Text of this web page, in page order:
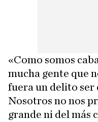
«Como somos
mucha gente que
fuera un delito ser
Nosotros no nos
grande ni del más